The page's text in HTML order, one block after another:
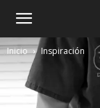
Inicio Inspiración